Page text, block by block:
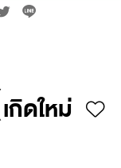
กิดใหม่